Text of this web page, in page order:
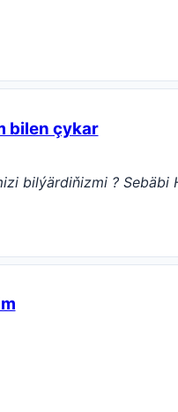
bilen çykar
bilýärdiňizmi ? Sebäbi